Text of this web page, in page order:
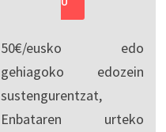
50€/eusko edo
gehiagoko edozein
sustengurentzat,
Enbataren urteko